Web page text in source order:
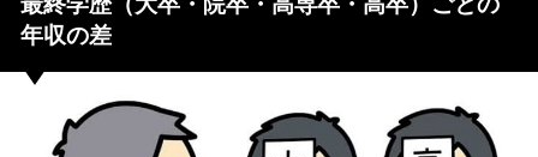
年収の差